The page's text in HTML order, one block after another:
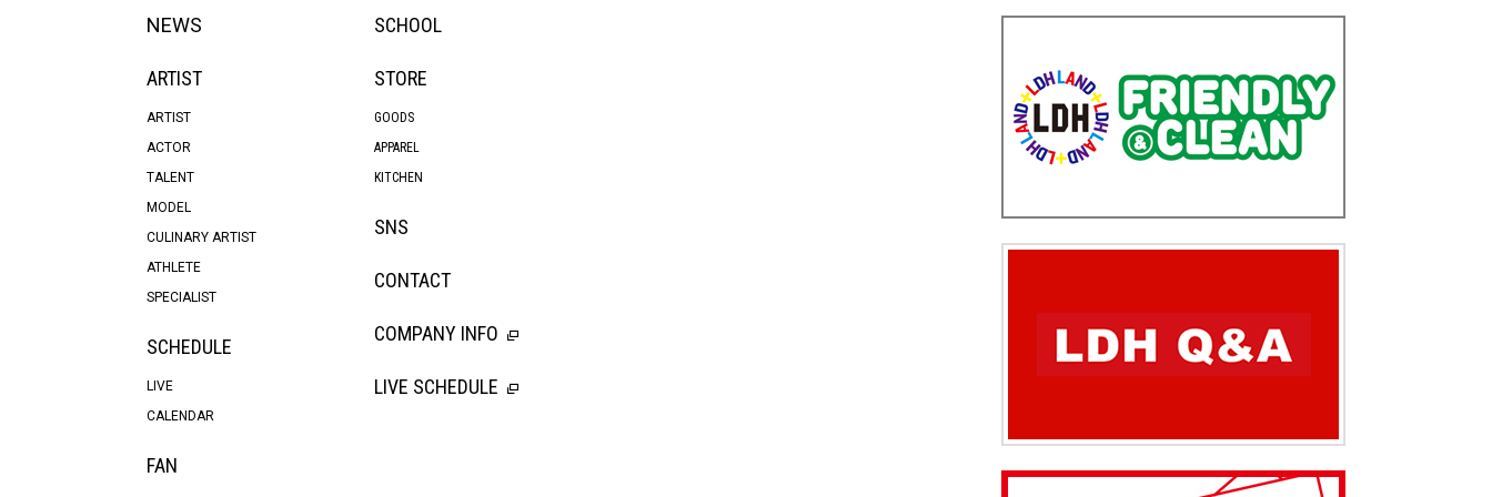
NEWS
ARTIST
ARTIST
ACTOR
TALENT
MODEL
CULINARY ARTIST
ATHLETE
SPECIALIST
SCHEDULE
LIVE
CALENDAR
FAN
SCHOOL
STORE
GOODS
APPAREL
KITCHEN
SNS
CONTACT
COMPANY INFO
LIVE SCHEDULE